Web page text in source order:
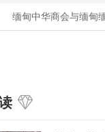
缅甸中华商会与缅甸缅